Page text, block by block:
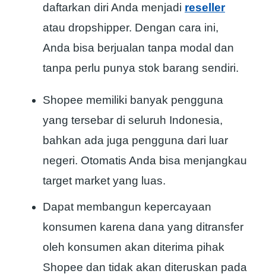
daftarkan diri Anda menjadi reseller
atau dropshipper. Dengan cara ini,
Anda bisa berjualan tanpa modal dan
tanpa perlu punya stok barang sendiri.
Shopee memiliki banyak pengguna
yang tersebar di seluruh Indonesia,
bahkan ada juga pengguna dari luar
negeri. Otomatis Anda bisa menjangkau
target market yang luas.
Dapat membangun kepercayaan
konsumen karena dana yang ditransfer
oleh konsumen akan diterima pihak
Shopee dan tidak akan diteruskan pada